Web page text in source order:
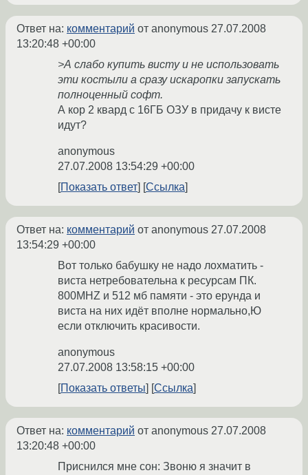
Ответ на: комментарий от anonymous 27.07.2008
13:20:48 +00:00
>А слабо купить висту и не использовать
эти костыли а сразу искаропки запускать
полноценный софт.
А кор 2 квард с 16ГБ ОЗУ в придачу к висте
идут?
anonymous
27.07.2008 13:54:29 +00:00
Показать ответ
Ссылка
Ответ на: комментарий от anonymous 27.07.2008
13:54:29 +00:00
Вот только бабушку не надо лохматить -
виста нетребовательна к ресурсам ПК.
800MHZ и 512 мб памяти - это ерунда и
виста на них идёт вполне нормально,Ю
если отключить красивости.
anonymous
27.07.2008 13:58:15 +00:00
Показать ответы
Ссылка
Ответ на: комментарий от anonymous 27.07.2008
13:20:48 +00:00
Приснился мне сон: Звоню я значит в